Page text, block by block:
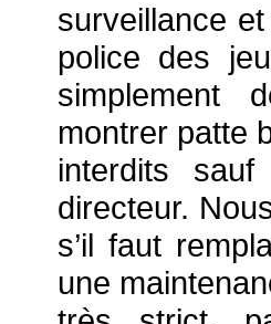
surveillance
police des
simplement
montrer patte
interdits
directeur.
s’il faut
une